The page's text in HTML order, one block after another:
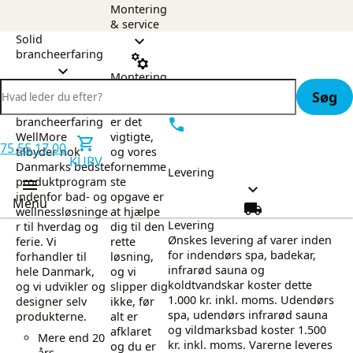
Solid
brancheerfaring
brancheerfaring
WellMore
tilbyder nok
Danmarks bedste
produktprogram
indenfor bad- og
wellnessløsninge
r til hverdag og
ferie. Vi
forhandler til
hele Danmark,
og vi udvikler og
designer selv
produkterne.
Mere end 20
Montering
& service
Montering
er det
vigtigte,
og vores
fornemme
ste
opgave er
at hjælpe
dig til den
rette
løsning,
og vi
slipper dig
ikke, før
alt er
afklaret
og du er
Levering
Levering
Ønskes levering af varer inden
for indendørs spa, badekar,
infrarød sauna og
koldtvandskar koster dette
1.000 kr. inkl. moms. Udendørs
spa, udendørs infrarød sauna
og vildmarksbad koster 1.500
kr. inkl. moms. Varerne leveres
Søg
75 55 17 00
KURV
Menu
Infrarøde saunaer /
sammenklappelig infrarød sauna
Banebrydende nyhed: En
sammenklappelig infrarød sauna